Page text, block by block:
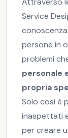
Service
persone in
problemi
personale
propria
Solo così è
inaspettati
per creare